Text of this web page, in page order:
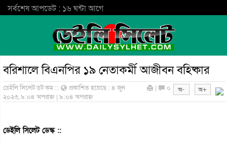
সর্বশেষ আপডেট : ১৬ ঘন্টা আগে
বরিশালে বিএনপির ১৯ নেতাকর্মী আজীবন বহিষ্কার
ডেইলি সিলেট ডট কম ::
প্রকাশিত হয়েছে : ৪ জুন
২০২৩, ৯:০৪ অপরাহ্ন | ৯:০৪ অপরাহ্ন
| ০
ডেইলি সিলেট ডেস্ক ::